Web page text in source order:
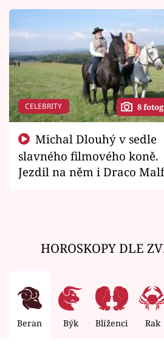
CELEBRITY 8
slavného filmového koně.
Jezdil na něm i Draco
HOROSKOPY DLE
Beran Býk Blíženci Rak